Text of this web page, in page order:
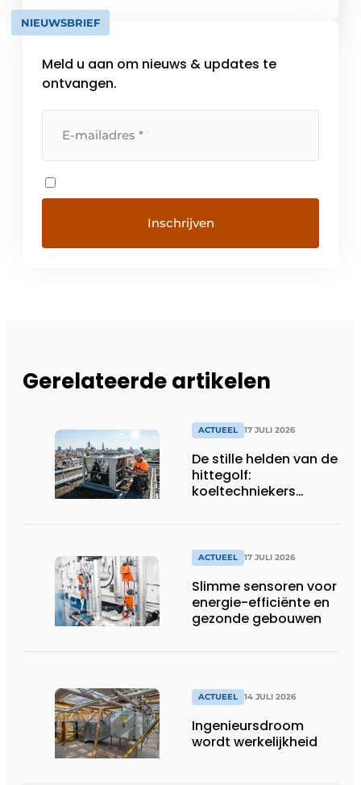
alle beschikbare middelen vormt sinds jaar
en […]
NIEUWSBRIEF
Meld u aan om nieuws & updates te
ontvangen.
Gerelateerde artikelen
ACTUEEL 17 JULI 2026
De stille helden van de
hittegolf:
koeltechniekers
productiebedrijven
draaiende
ACTUEEL 17 JULI 2026
Slimme sensoren voor
energie-efficiënte en
gezonde gebouwen
ACTUEEL 14 JULI 2026
Ingenieursdroom
wordt werkelijkheid